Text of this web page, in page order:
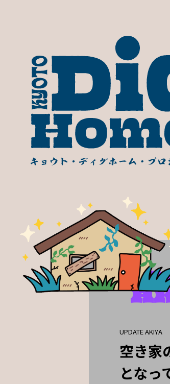
UPDATE AKIYA
空き家
とな